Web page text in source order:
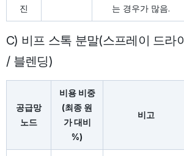
진
는 경우가 많음.
C) 비프 스톡 분말(스프레이 드라이
/ 블렌딩)
공급망
노드
비용 비중
(최종 원
가 대비
%)
비고